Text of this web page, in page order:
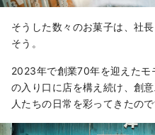
そうした数々のお菓子は、社
そう。
2023年で創業70年を迎えたモ
の入り口に店を構え続け、創
人たちの日常を彩ってきたので